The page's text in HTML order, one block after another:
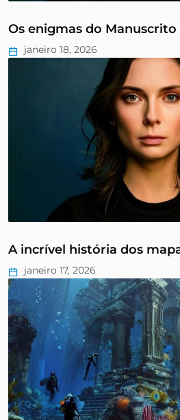
Os enigmas do Manuscrito
janeiro 18, 2026
A incrível história dos
janeiro 17, 2026